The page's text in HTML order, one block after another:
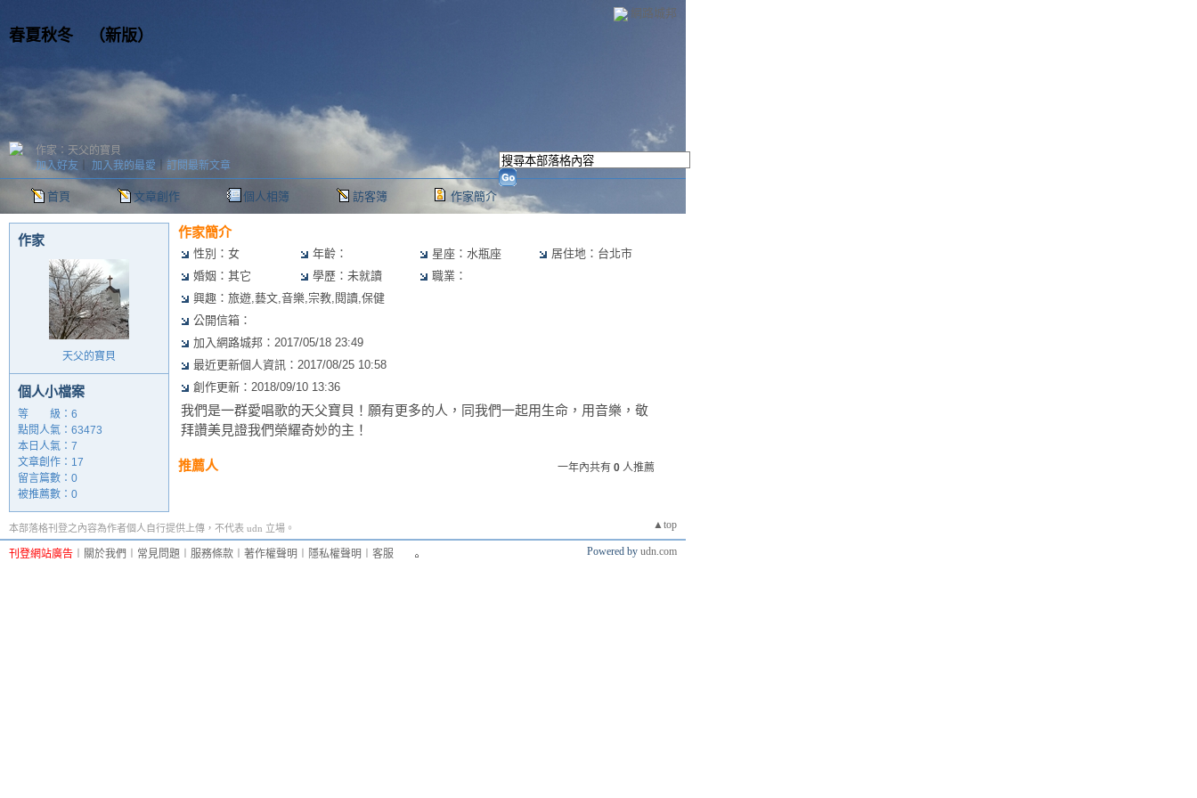
網路城邦
春夏秋冬 （新版）
首頁 文章創作 個人相簿 訪客簿 作家簡介
加入好友 加入我的最愛 訂閱最新文章
作家：天父的寶貝
作家
天父的寶貝
個人小檔案
等 級：6
點閱人氣：63473
本日人氣：7
文章創作：17
留言篇數：0
被推薦數： 0
作家簡介
性別：女 年齡： 星座：水瓶座
居住地：台北市
婚姻：其它
學歷：未就讀
職業：
興趣：旅遊,藝文,音樂,宗教,閱讀,保健
公開信箱：
加入網路城邦：2017/05/18 23:49
最近更新個人資訊：2017/08/25 10:58
創作更新：2018/09/10 13:36
我們是一群愛唱歌的天父寶貝！願有更多的人，同我們一起用生命，用音樂，敬
拜讚美見證我們榮耀奇妙的主！
推薦人 一年內共有 0 人推薦
▲top
本部落格刊登之內容為作者個人自行提供上傳，不代表 udn 立場。
刊登網站廣告 關於我們 常見問題 服務條款 著作權聲明 隱私權聲明 客服 Powered by udn.com